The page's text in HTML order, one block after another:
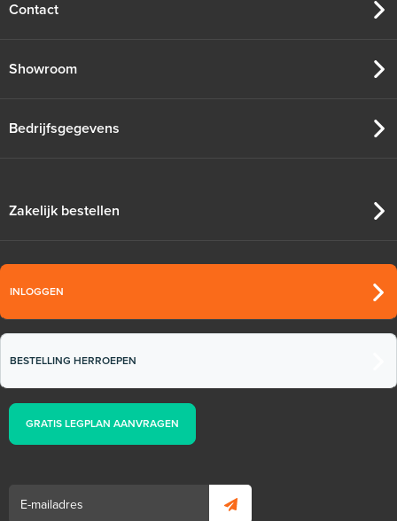
Contact
Showroom
Bedrijfsgegevens
Zakelijk bestellen
INLOGGEN
BESTELLING HERROEPEN
GRATIS LEGPLAN AANVRAGEN